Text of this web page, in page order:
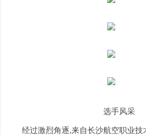
选手风采
经过激烈角逐,来自长沙航空职业技